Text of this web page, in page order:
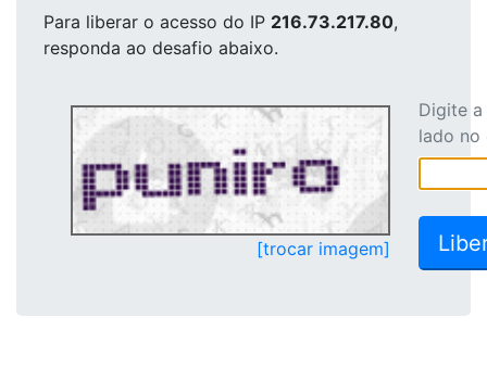
Para liberar o acesso do IP 216.73.217.80,
responda ao desafio abaixo.
[trocar imagem]
Digite
lado no